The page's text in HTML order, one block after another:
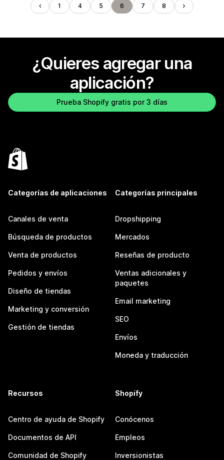
1 4 5 6 7 8
¿Quieres agregar una
aplicación?
Prueba Shopify gratis por 3 días
Categorías de aplicaciones
Canales de venta
Búsqueda de productos
Venta de productos
Pedidos y envíos
Diseño de tiendas
Marketing y conversión
Gestión de tiendas
Categorías principales
Dropshipping
Mercados
Reseñas de producto
Ventas adicionales y
paquetes
Email marketing
SEO
Envíos
Moneda y traducción
Recursos
Centro de ayuda de Shopify
Documentos de API
Comunidad de Shopify
Shopify
Conócenos
Empleos
Inversionistas